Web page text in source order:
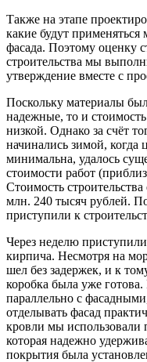
Также на этапе
какие будут
фасада. Поэтому оценку
строительства мы
утверждение вместе с
Поскольку материалы
надежные, то и
низкой. Однако за счёт
начинались зимой, когда
минимальна, удалось
стоимости работ
Стоимость
млн. 240 тысяч рублей.
приступили к
Через неделю
кирпича. Несмотря на
шел без задержек, и к
коробка была уже
параллельно с
отделывать фасад
кровли мы использовали
которая надежно
покрытия была